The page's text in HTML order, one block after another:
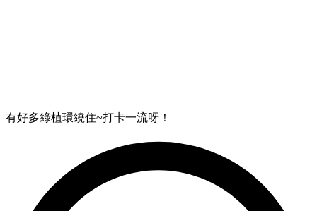
有好多綠植環繞住~打卡一流呀！